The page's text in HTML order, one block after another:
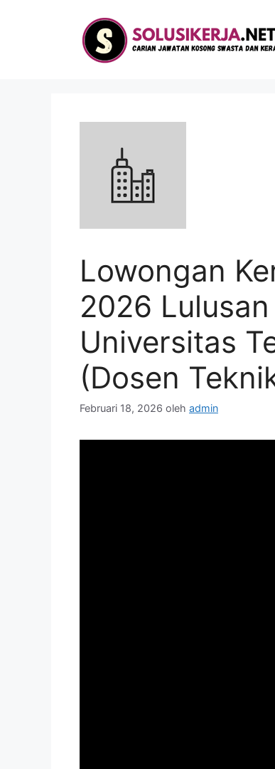
Lowongan
2026
Universitas
(Dosen
Februari 18, 2026 oleh admin